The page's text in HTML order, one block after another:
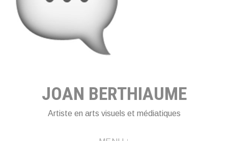
JOAN BERTHIAUME
Artiste en arts visuels et médiatiques